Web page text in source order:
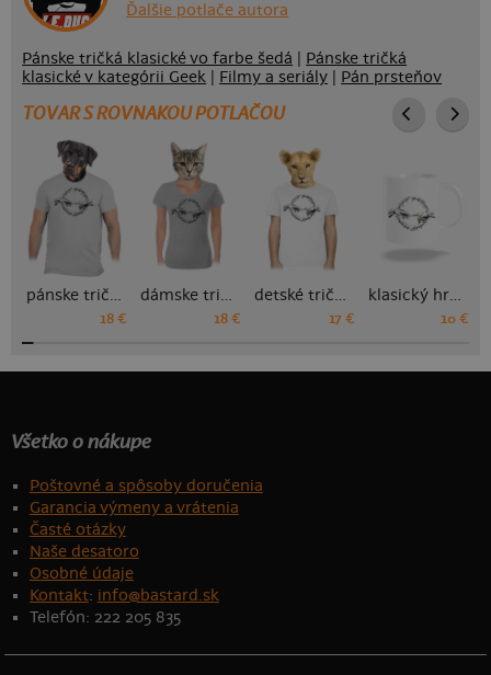
Ďalšie potlače autora
Pánske tričká klasické vo farbe šedá
Pánske tričká
klasické v kategórii Geek
Filmy a seriály Pán prsteňov
TOVAR S ROVNAKOU POTLAČOU
pánske tričko
18 €
dámske tričko
18 €
detské tričko
17 €
klasický hrnček
10 €
Všetko o nákupe
Poštovné a spôsoby doručenia
Garancia výmeny a vrátenia
Časté otázky
Naše desatoro
Osobné údaje
Kontakt: info@bastard.sk
Telefón: 222 205 835